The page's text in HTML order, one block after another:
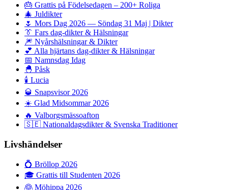
🎂 Grattis på Födelsedagen – 200+ Roliga
🎄 Juldikter
🌷 Mors Dag 2026 — Söndag 31 Maj | Dikter
👔 Fars dag-dikter & Hälsningar
🎆 Nyårshälsningar & Dikter
💕 Alla hjärtans dag-dikter & Hälsningar
📅 Namnsdag Idag
🐣 Påsk
🕯️ Lucia
🥃 Snapsvisor 2026
☀️ Glad Midsommar 2026
🔥 Valborgsmässoafton
🇸🇪 Nationaldagsdikter & Svenska Traditioner
Livshändelser
💍 Bröllop 2026
🎓 Grattis till Studenten 2026
👰 Möhippa 2026